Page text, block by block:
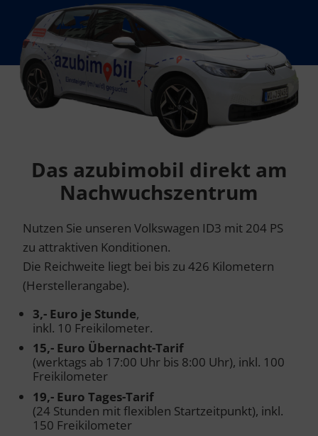
Das azubimobil direkt am
Nachwuchszentrum
Nutzen Sie unseren Volkswagen ID3 mit 204 PS
zu attraktiven Konditionen.
Die Reichweite liegt bei bis zu 426 Kilometern
(Herstellerangabe).
3,- Euro je Stunde,
inkl. 10 Freikilometer.
15,- Euro Übernacht-Tarif
(werktags ab 17:00 Uhr bis 8:00 Uhr), inkl. 100
Freikilometer
19,- Euro Tages-Tarif
(24 Stunden mit flexiblen Startzeitpunkt), inkl.
150 Freikilometer
Design bzw. Inhalte zu testen, Schwachstellen zu
analysieren, Optimierungsmaßnahmen auszuarbeiten und
damit Ihr Benutzererlebnis ständig zu verbessern.
Funktionale Cookies und Dienste ermöglichen angeforderte
Funktionen wie das Abspielen von Videos.
Auswahl übernehmen
Alle Cookies akzeptieren